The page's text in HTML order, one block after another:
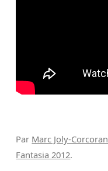
Par Marc Joly-Corcoran
Fantasia 2012.